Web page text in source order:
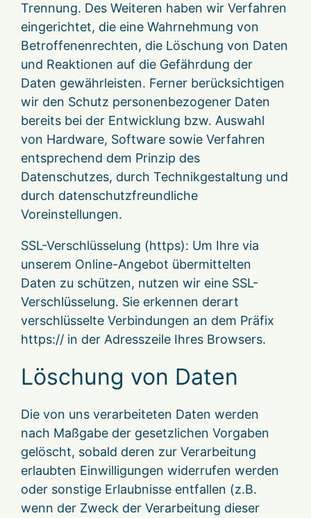
Trennung. Des Weiteren haben wir Verfahren
eingerichtet, die eine Wahrnehmung von
Betroffenenrechten, die Löschung von Daten
und Reaktionen auf die Gefährdung der
Daten gewährleisten. Ferner berücksichtigen
wir den Schutz personenbezogener Daten
bereits bei der Entwicklung bzw. Auswahl
von Hardware, Software sowie Verfahren
entsprechend dem Prinzip des
Datenschutzes, durch Technikgestaltung und
durch datenschutzfreundliche
Voreinstellungen.
SSL-Verschlüsselung (https): Um Ihre via
unserem Online-Angebot übermittelten
Daten zu schützen, nutzen wir eine SSL-
Verschlüsselung. Sie erkennen derart
verschlüsselte Verbindungen an dem Präfix
https:// in der Adresszeile Ihres Browsers.
Löschung von Daten
Die von uns verarbeiteten Daten werden
nach Maßgabe der gesetzlichen Vorgaben
gelöscht, sobald deren zur Verarbeitung
erlaubten Einwilligungen widerrufen werden
oder sonstige Erlaubnisse entfallen (z.B.
wenn der Zweck der Verarbeitung dieser